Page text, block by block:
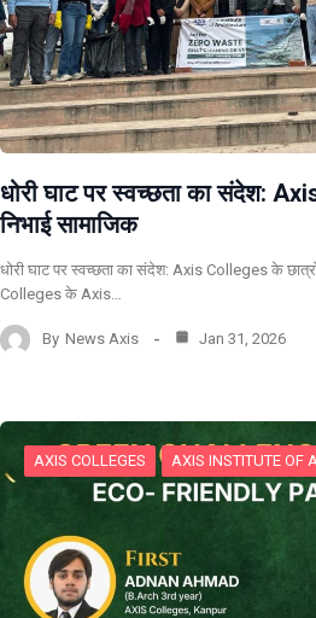
धोरी घाट पर स्वच्छता का संदेश:
निभाई सामाजिक
धोरी घाट पर स्वच्छता का संदेश: Axis Colleges के
Colleges के Axis…
By News Axis Jan 31, 2026
AXIS COLLEGES AXIS INSTITUTE OF